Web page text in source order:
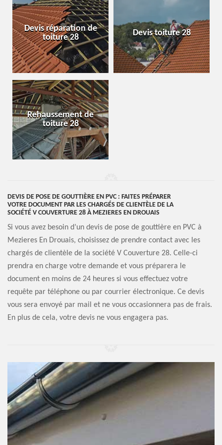
Devis réparation de
toiture 28
Devis toiture 28
Rehaussement de
toiture 28
DEVIS DE POSE DE GOUTTIÈRE EN PVC : FAITES PRÉPARER
VOTRE DOCUMENT PAR LES CHARGÉS DE CLIENTÈLE DE LA
SOCIÉTÉ V COUVERTURE 28 À MEZIERES EN DROUAIS
Si vous avez besoin d’un devis de pose de gouttière en PVC à
Mezieres En Drouais, choisissez de prendre contact avec les
chargés de clientèle de la société V Couverture 28. Celle-ci
prendra en charge votre demande et vous préparera le
document en moins de 24 heures si vous effectuez votre
requête par téléphone ou par courrier électronique. Ce devis
vous sera envoyé par mail et ne vous occasionnera pas de frais.
En plus de cela, votre devis ne vous engagera pas.